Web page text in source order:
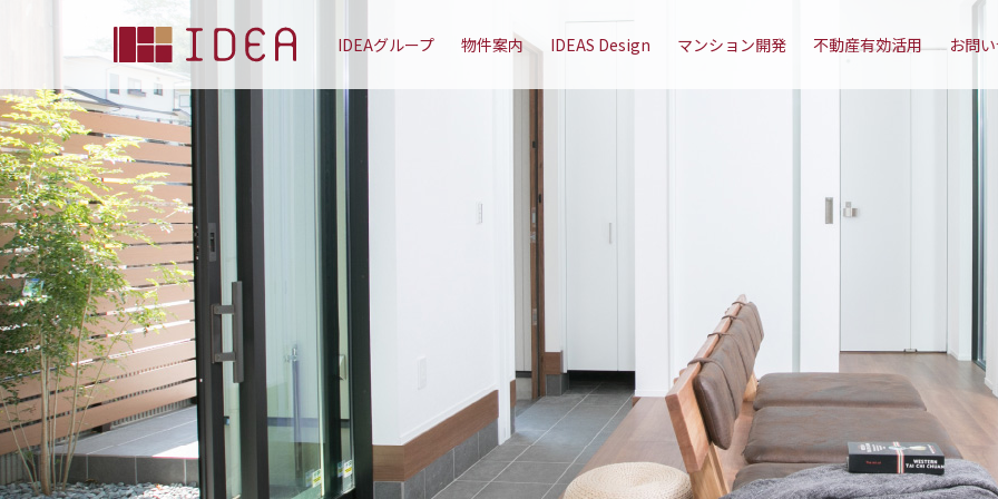
IDEAグループ 物件案内 IDEAS Design マンション開発 不動産有効活用 お問